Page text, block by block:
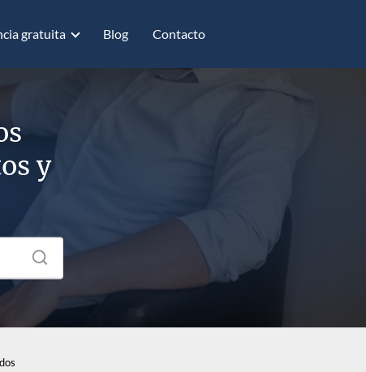
gratuita Blog Contacto
y